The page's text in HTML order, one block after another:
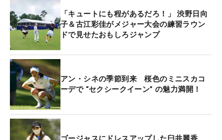
「キュートにも程があるだろ！」 渋野日向
子＆古江彩佳がメジャー大会の練習ラウン
ドで見せたおもしろジャンプ
アン・シネの季節到来 桜色のミニスカコ
ーデで “セクシークイーン” の魅力満開！